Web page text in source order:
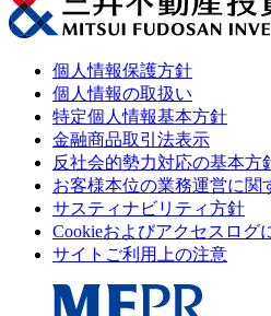
個人情報保護方針
個人情報の取扱い
特定個人情報基本方針
金融商品取引法表示
反社会的勢力対応の基本方
お客様本位の業務運営に関
サスティナビリティ方針
Cookieおよびアクセスログ
サイトご利用上の注意